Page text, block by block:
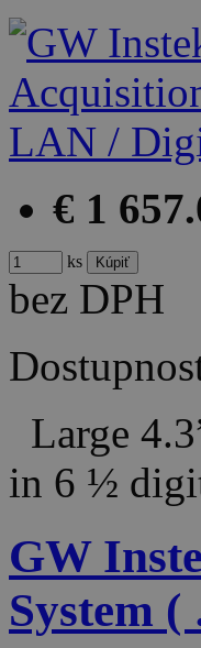
€ 1
ks
bez DPH
Large
in 6 ½
GW
System